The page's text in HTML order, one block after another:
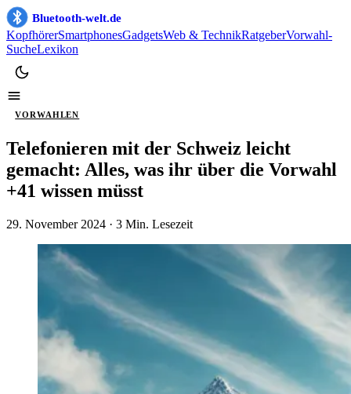
Bluetooth-welt.de
KopfhörerSmartphonesGadgetsWeb & TechnikRatgeberVorwahl-
SucheLexikon
VORWAHLEN
Telefonieren mit der Schweiz leicht
gemacht: Alles, was ihr über die Vorwahl
+41 wissen müsst
29. November 2024 · 3 Min. Lesezeit